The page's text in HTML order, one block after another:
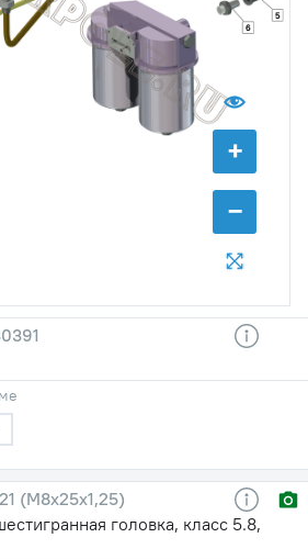
+
−
5
6
(М8х25х1,25)
головка, класс 5.8,